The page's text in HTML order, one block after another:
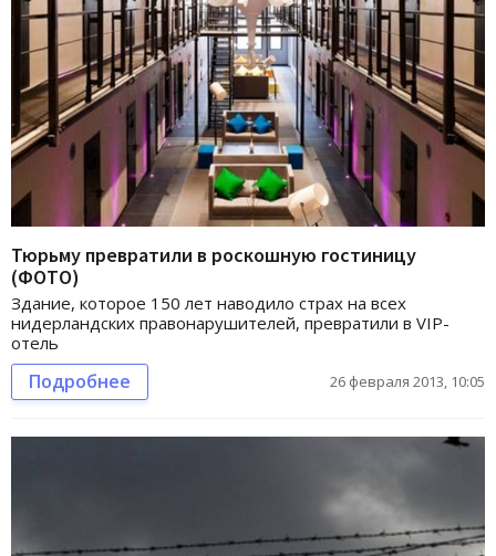
Тюрьму превратили в роскошную гостиницу
(ФОТО)
Здание, которое 150 лет наводило страх на всех
нидерландских правонарушителей, превратили в VIP-
отель
Подробнее 26 февраля 2013, 10:05